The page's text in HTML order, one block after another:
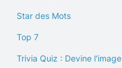
Star des Mots
Top 7
Trivia Quiz : Devine l'image